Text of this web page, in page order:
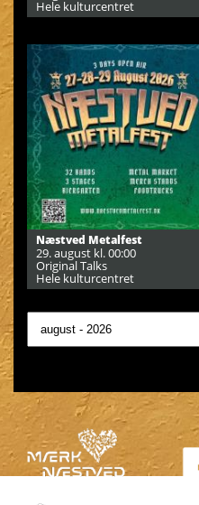
Hele kulturcentret
Næstved Metalfest
29. august kl. 00:00
Original Talks
Hele kulturcentret